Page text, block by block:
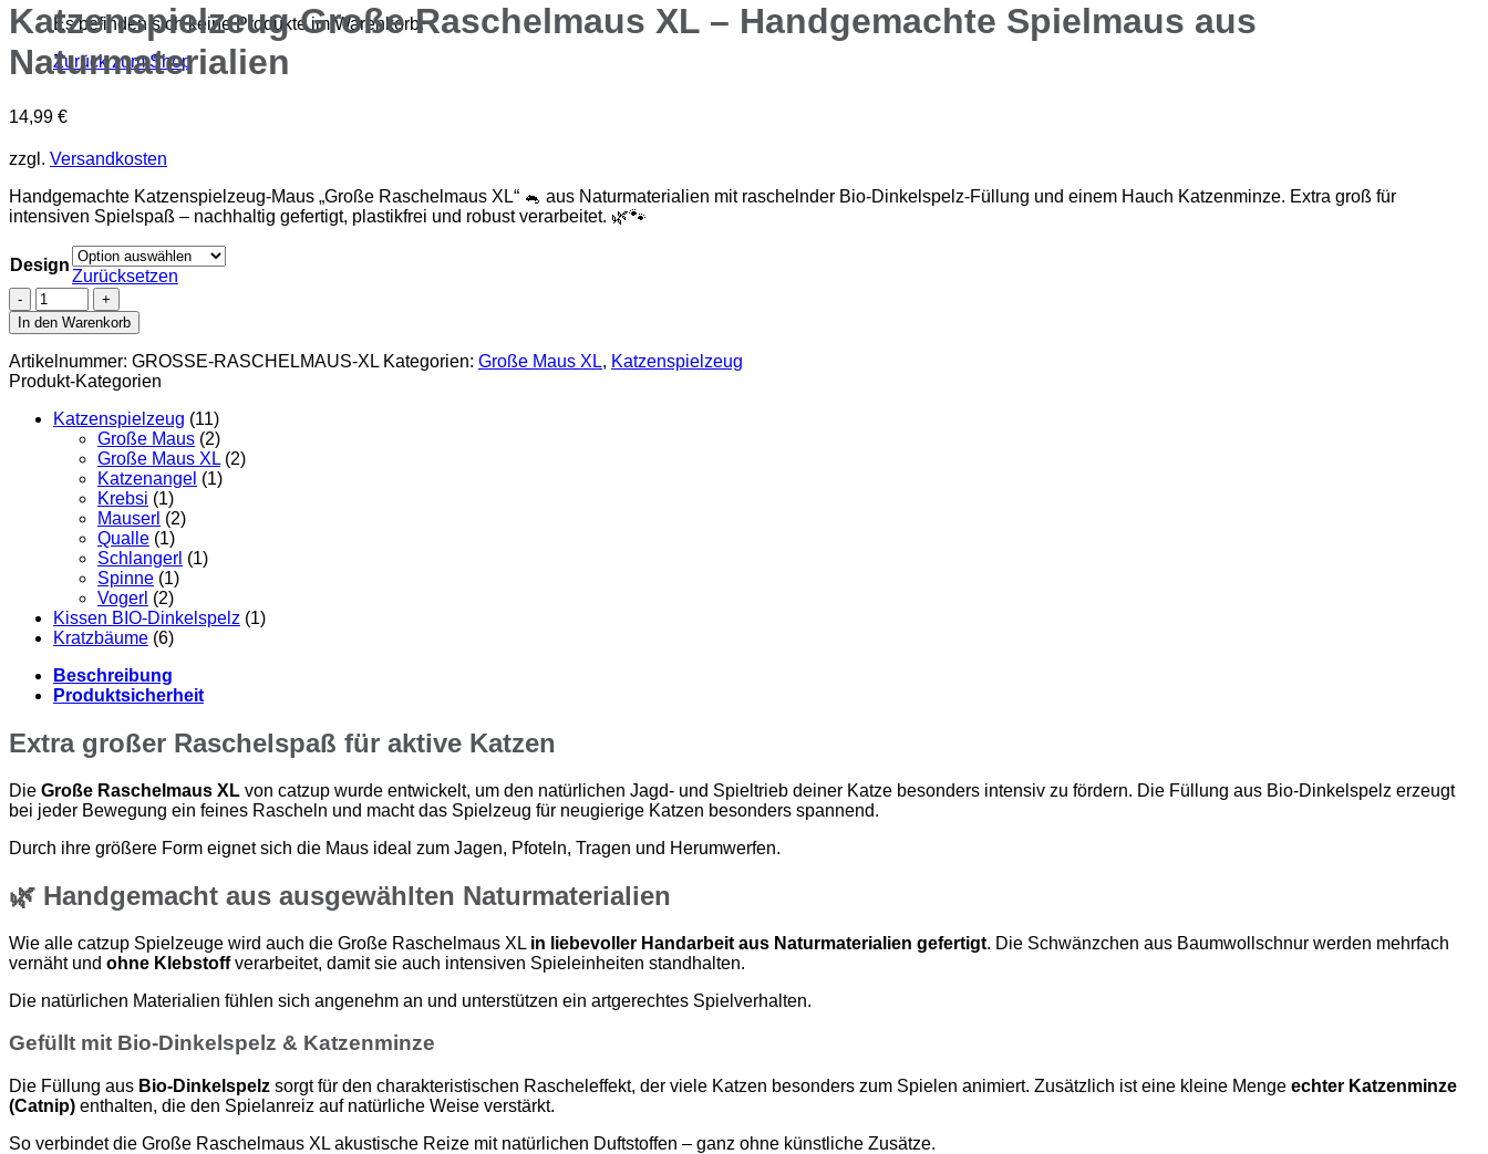
Es befinden sich keine Produkte im Warenkorb.
Zurück zum Shop
Katzenspielzeug Große Raschelmaus XL – Handgemachte Spielmaus aus
Naturmaterialien
14,99 €
zzgl. Versandkosten
Handgemachte Katzenspielzeug-Maus „Große Raschelmaus XL“ 🐁 aus Naturmaterialien mit raschelnder Bio-Dinkelspelz-Füllung und einem Hauch Katzenminze. Extra groß für
intensiven Spielspaß – nachhaltig gefertigt, plastikfrei und robust verarbeitet. 🌿🐾
Design
Zurücksetzen
Katzenspielzeug
Große
Raschelmaus
XL
–
Handgemachte
Spielmaus
Naturmaterialien
Menge
In den Warenkorb
Artikelnummer: GROSSE-RASCHELMAUS-XL Kategorien: Große Maus XL, Katzenspielzeug
Produkt-Kategorien
Katzenspielzeug (11)
Große Maus (2)
Große Maus XL (2)
Katzenangel (1)
Krebsi (1)
Mauserl (2)
Qualle (1)
Schlangerl (1)
Spinne (1)
Vogerl (2)
Kissen BIO-Dinkelspelz (1)
Kratzbäume (6)
Beschreibung
Produktsicherheit
Extra großer Raschelspaß für aktive Katzen
Die Große Raschelmaus XL von catzup wurde entwickelt, um den natürlichen Jagd- und Spieltrieb deiner Katze besonders intensiv zu fördern. Die Füllung aus Bio-Dinkelspelz erzeugt
bei jeder Bewegung ein feines Rascheln und macht das Spielzeug für neugierige Katzen besonders spannend.
Durch ihre größere Form eignet sich die Maus ideal zum Jagen, Pfoteln, Tragen und Herumwerfen.
🌿 Handgemacht aus ausgewählten Naturmaterialien
Wie alle catzup Spielzeuge wird auch die Große Raschelmaus XL in liebevoller Handarbeit aus Naturmaterialien gefertigt. Die Schwänzchen aus Baumwollschnur werden mehrfach
vernäht und ohne Klebstoffverarbeitet, damit sie auch intensiven Spieleinheiten standhalten.
Die natürlichen Materialien fühlen sich angenehm an und unterstützen ein artgerechtes Spielverhalten.
Gefüllt mit Bio-Dinkelspelz & Katzenminze
Die Füllung aus Bio-Dinkelspelz sorgt für den charakteristischen Rascheleffekt, der viele Katzen besonders zum Spielen animiert. Zusätzlich ist eine kleine Menge echter Katzenminze
(Catnip) enthalten, die den Spielanreiz auf natürliche Weise verstärkt.
So verbindet die Große Raschelmaus XL akustische Reize mit natürlichen Duftstoffen – ganz ohne künstliche Zusätze.